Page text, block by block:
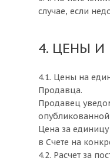
случае, если
4. ЦЕНЫ И
4.1. Цены на
Продавца.
Продавец
Цена за
в Счете на
4.2. Расчет за